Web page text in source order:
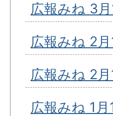
広報みね 3
広報みね 2
広報みね 2
広報みね 1